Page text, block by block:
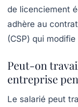
de licenciement
adhère au
(CSP) qui
Peut-on
entreprise
Le salarié peut